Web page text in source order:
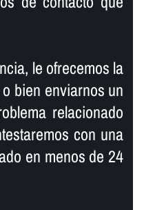
le ofrecemos la
bien enviarnos un
relacionado
con una
en menos de 24